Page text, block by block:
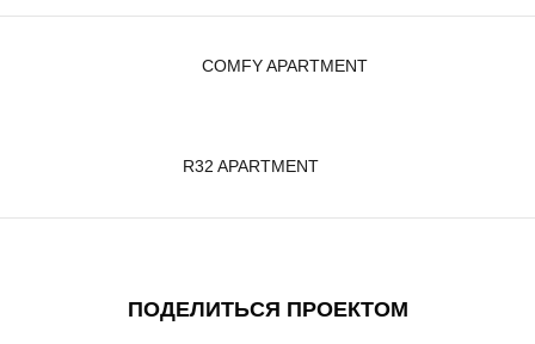
COMFY APARTMENT
R32 APARTMENT
ПОДЕЛИТЬСЯ ПРОЕКТОМ